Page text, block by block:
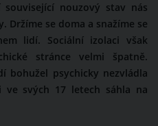
nouzový stav nás
se doma a snažíme se
lidí. Sociální izolaci však
stránce velmi špatně.
bohužel psychicky nezvládla
ve svých 17 letech sáhla na